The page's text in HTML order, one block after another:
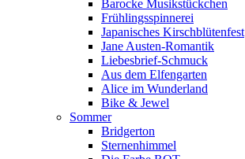
Barocke Musikstückchen
Frühlingsspinnerei
Japanisches Kirschblütenfest
Jane Austen-Romantik
Liebesbrief-Schmuck
Aus dem Elfengarten
Alice im Wunderland
Bike & Jewel
Sommer
Bridgerton
Sternenhimmel